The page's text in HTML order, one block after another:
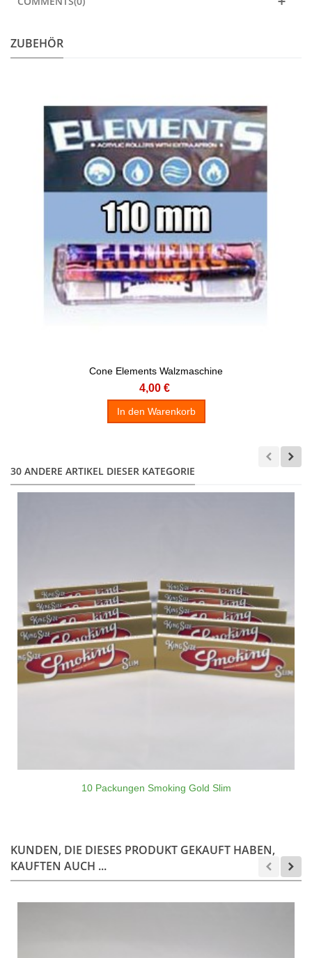
ZUBEHÖR
Cone Elements Walzmaschine
4,00 €
In den Warenkorb
30 ANDERE ARTIKEL DIESER KATEGORIE
10 Packungen Smoking Gold Slim
KUNDEN, DIE DIESES PRODUKT GEKAUFT HABEN,
KAUFTEN AUCH ...